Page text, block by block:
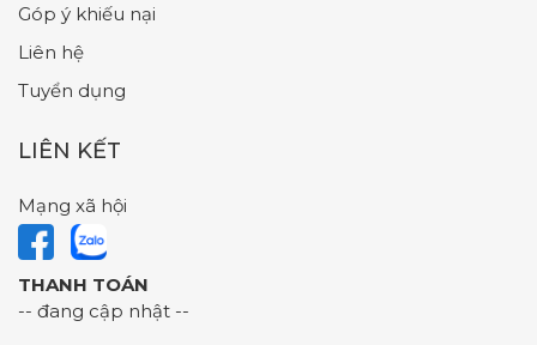
Góp ý khiếu nại
Liên hệ
Tuyển dụng
LIÊN KẾT
Mạng xã hội
THANH TOÁN
-- đang cập nhật --